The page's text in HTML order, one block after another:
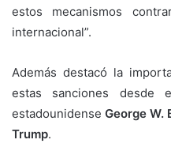
estos mecanismos
internacional”.
Además destacó la
estas sanciones desde
estadounidenseGeorge W.
Trump.